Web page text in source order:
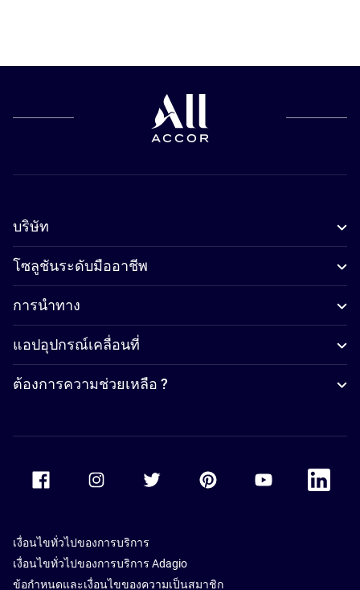
บริษัท
โซลูชันระดับมืออาชีพ
การนำทาง
แอปอุปกรณ์เคลื่อนที่
ต้องการความช่วยเหลือ ?
Accor Facebook Accor TwitterAccor PinterestAccor Youtube
Accor
เงื่อนไขทั่วไปของการบริการ
เงื่อนไขทั่วไปของการบริการ Adagio
ข้อกำหนดและเงื่อนไขของความเป็นสมาชิก